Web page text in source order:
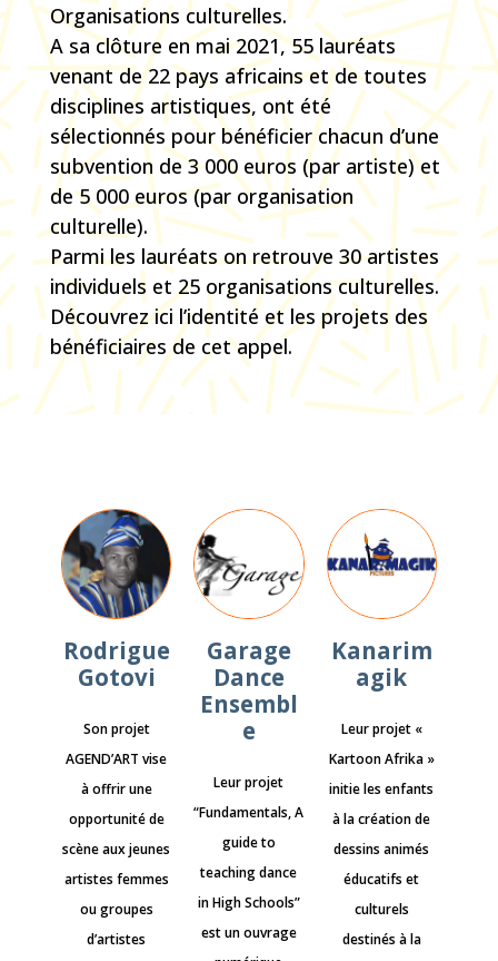
Organisations culturelles.
A sa clôture en mai 2021, 55 lauréats
venant de 22 pays africains et de toutes
disciplines artistiques, ont été
sélectionnés pour bénéficier chacun d’une
subvention de 3 000 euros (par artiste) et
de 5 000 euros (par organisation
culturelle).
Parmi les lauréats on retrouve 30 artistes
individuels et 25 organisations culturelles.
Découvrez ici l’identité et les projets des
bénéficiaires de cet appel.
Rodrigue
Gotovi
Son projet
AGEND’ART vise
à offrir une
opportunité de
scène aux jeunes
artistes femmes
ou groupes
d’artistes
Garage
Dance
Ensembl
e
Leur projet
“Fundamentals, A
guide to
teaching dance
in High Schools”
est un ouvrage
Kanarim
agik
Leur projet «
Kartoon Afrika »
initie les enfants
à la création de
dessins animés
éducatifs et
culturels
destinés à la